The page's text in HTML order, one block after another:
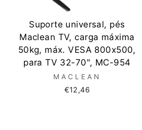
Suporte universal, pés
Maclean TV, carga máxima
50kg, máx. VESA 800x500,
para TV 32-70", MC-954
MACLEAN
€12,46